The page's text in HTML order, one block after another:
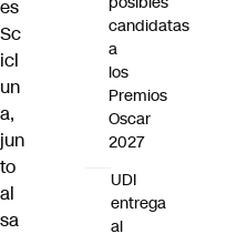
es
Sc
icl
un
a,
jun
to
al
sa
candidatas
a
los
Premios
Oscar
2027
UDI
entrega
al